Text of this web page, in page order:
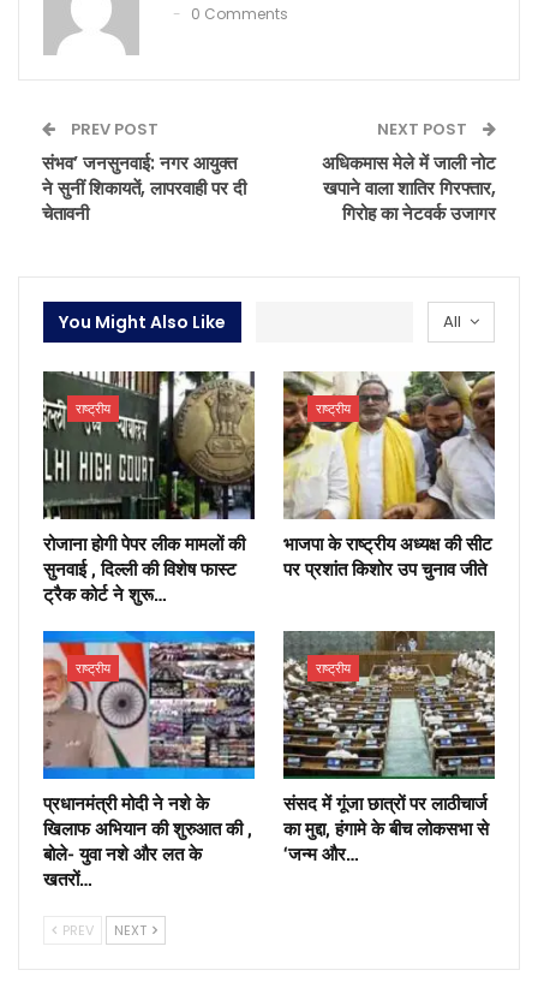
0 Comments
PREV POST
संभव’ जनसुनवाई: नगर आयुक्त
ने सुनीं शिकायतें, लापरवाही पर दी
चेतावनी
NEXT POST
अधिकमास मेले में जाली नोट
खपाने वाला शातिर गिरफ्तार,
गिरोह का नेटवर्क उजागर
All
You Might Also Like
राष्ट्रीय
रोजाना होगी पेपर लीक मामलों की
सुनवाई , दिल्ली की विशेष फास्ट
ट्रैक कोर्ट ने शुरू…
राष्ट्रीय
भाजपा के राष्ट्रीय अध्यक्ष की सीट
पर प्रशांत किशोर उप चुनाव जीते
राष्ट्रीय
प्रधानमंत्री मोदी ने नशे के
खिलाफ अभियान की शुरुआत की ,
बोले- युवा नशे और लत के
खतरों…
राष्ट्रीय
संसद में गूंजा छात्रों पर लाठीचार्ज
का मुद्दा, हंगामे के बीच लोकसभा से
‘जन्म और…
PREV NEXT